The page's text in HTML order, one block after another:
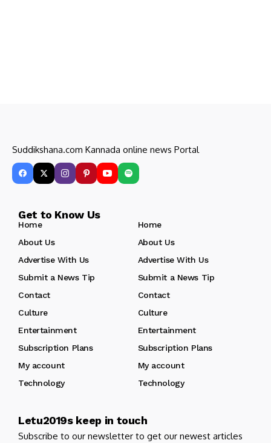
Suddikshana.com Kannada online news Portal
Get to Know Us
Home
Home
About Us
About Us
Advertise With Us
Advertise With Us
Submit a News Tip
Submit a News Tip
Contact
Contact
Culture
Culture
Entertainment
Entertainment
Subscription Plans
Subscription Plans
My account
My account
Technology
Technology
Letu2019s keep in touch
Subscribe to our newsletter to get our newest articles